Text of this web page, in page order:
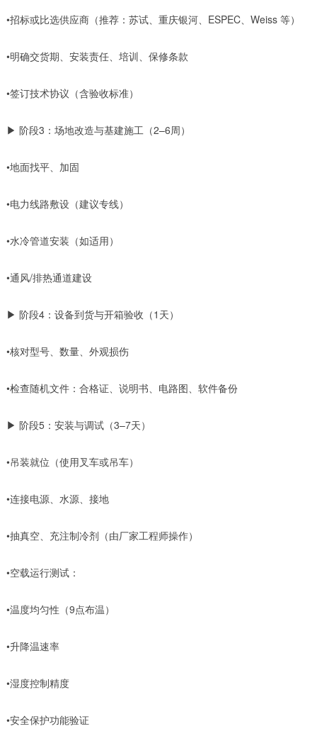
•招标或比选供应商（推荐：苏试、重庆银河、ESPEC、Weiss 等）
•明确交货期、安装责任、培训、保修条款
•签订技术协议（含验收标准）
▶ 阶段3：场地改造与基建施工（2–6周）
•地面找平、加固
•电力线路敷设（建议专线）
•水冷管道安装（如适用）
•通风/排热通道建设
▶ 阶段4：设备到货与开箱验收（1天）
•核对型号、数量、外观损伤
•检查随机文件：合格证、说明书、电路图、软件备份
▶ 阶段5：安装与调试（3–7天）
•吊装就位（使用叉车或吊车）
•连接电源、水源、接地
•抽真空、充注制冷剂（由厂家工程师操作）
•空载运行测试：
•温度均匀性（9点布温）
•升降温速率
•湿度控制精度
•安全保护功能验证